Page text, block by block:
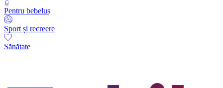
Pentru bebeluș
Sport și recreere
Sănătate